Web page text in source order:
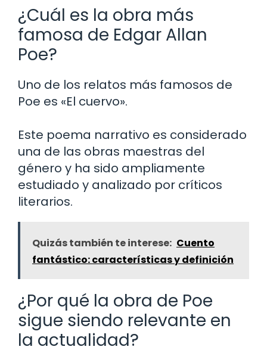
¿Cuál es la obra más
famosa de Edgar Allan
Poe?
Uno de los relatos más famosos de
Poe es «El cuervo».
Este poema narrativo es considerado
una de las obras maestras del
género y ha sido ampliamente
estudiado y analizado por críticos
literarios.
Quizás también te interese: Cuento
fantástico: características y definición
¿Por qué la obra de Poe
sigue siendo relevante en
la actualidad?